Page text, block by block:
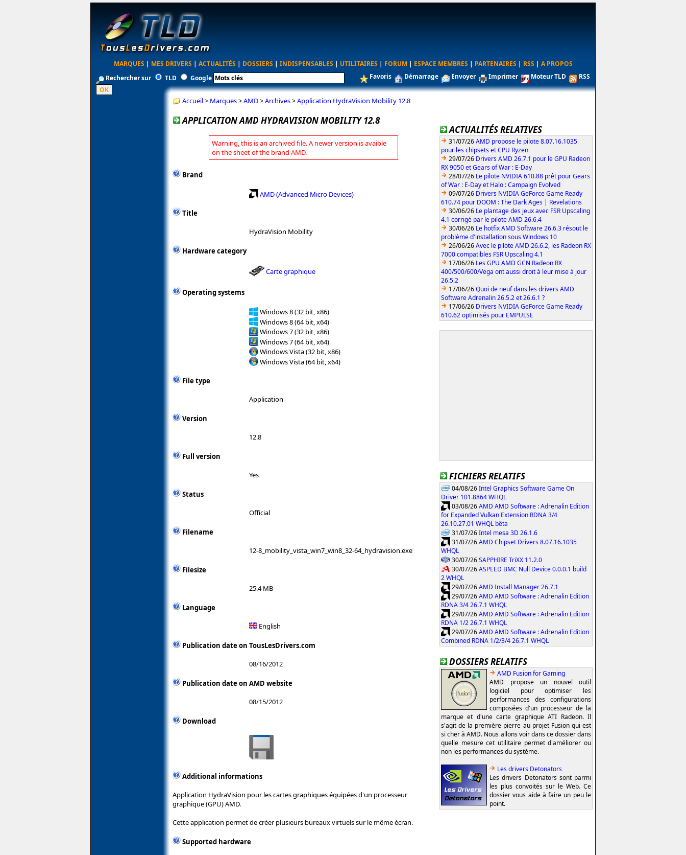
MARQUES | MES DRIVERS | ACTUALITÉS | DOSSIERS | INDISPENSABLES | UTILITAIRES | FORUM | ESPACE MEMBRES | PARTENAIRES | RSS | A PROPOS
Rechercher sur
TLD Google Favoris Démarrage Envoyer Imprimer Moteur TLD RSS
Accueil> Marques>AMD>Archives>Application HydraVision Mobility 12.8
APPLICATION AMD HYDRAVISION MOBILITY 12.8
Warning, this is an archived file. A newer version is avaible
on the sheet of the brand AMD.
Brand
AMD (Advanced Micro Devices)
Title
HydraVision Mobility
Hardware category
Carte graphique
Operating systems
Windows 8 (32 bit, x86)
Windows 8 (64 bit, x64)
Windows 7 (32 bit, x86)
Windows 7 (64 bit, x64)
Windows Vista (32 bit, x86)
Windows Vista (64 bit, x64)
File type
Application
Version
12.8
Full version
Yes
Status
Official
Filename
12-8_mobility_vista_win7_win8_32-64_hydravision.exe
Filesize
25.4 MB
Language
English
Publication date on TousLesDrivers.com
08/16/2012
Publication date on AMD website
08/15/2012
Download
Additional informations
Application HydraVision pour les cartes graphiques équipées d'un processeur
graphique (GPU) AMD.
Cette application permet de créer plusieurs bureaux virtuels sur le même écran.
Supported hardware
ACTUALITÉS RELATIVES
31/07/26AMD propose le pilote 8.07.16.1035
pour les chipsets et CPU Ryzen
29/07/26 Drivers AMD 26.7.1 pour le GPU Radeon
RX 9050 et Gears of War : E-Day
28/07/26 Le pilote NVIDIA 610.88 prêt pour Gears
of War : E-Day et Halo : Campaign Evolved
09/07/26 Drivers NVIDIA GeForce Game Ready
610.74 pour DOOM : The Dark Ages | Revelations
30/06/26 Le plantage des jeux avec FSR Upscaling
4.1 corrigé par le pilote AMD 26.6.4
30/06/26 Le hotfix AMD Software 26.6.3 résout le
problème d'installation sous Windows 10
26/06/26Avec le pilote AMD 26.6.2, les Radeon RX
7000 compatibles FSR Upscaling 4.1
17/06/26 Les GPU AMD GCN Radeon RX
400/500/600/Vega ont aussi droit à leur mise à jour
26.5.2
17/06/26Quoi de neuf dans les drivers AMD
Software Adrenalin 26.5.2 et 26.6.1 ?
17/06/26 Drivers NVIDIA GeForce Game Ready
610.62 optimisés pour EMPULSE
FICHIERS RELATIFS
04/08/26Intel Graphics Software Game On
Driver 101.8864 WHQL
03/08/26AMD AMD Software : Adrenalin Edition
for Expanded Vulkan Extension RDNA 3/4
26.10.27.01 WHQL bêta
31/07/26Intel mesa 3D 26.1.6
31/07/26AMD Chipset Drivers 8.07.16.1035
WHQL
30/07/26SAPPHIRE TriXX 11.2.0
30/07/26ASPEED BMC Null Device 0.0.0.1 build
2 WHQL
29/07/26AMD Install Manager 26.7.1
29/07/26AMD AMD Software : Adrenalin Edition
RDNA 3/4 26.7.1 WHQL
29/07/26AMD AMD Software : Adrenalin Edition
RDNA 1/2 26.7.1 WHQL
29/07/26AMD AMD Software : Adrenalin Edition
Combined RDNA 1/2/3/4 26.7.1 WHQL
DOSSIERS RELATIFS
AMD Fusion for Gaming
AMD propose un nouvel outil
logiciel pour optimiser les
performances des configurations
composées d'un processeur de la
marque et d'une carte graphique ATI Radeon. Il
s'agit de la première pierre au projet Fusion qui est
si cher à AMD. Nous allons voir dans ce dossier dans
quelle mesure cet utilitaire permet d'améliorer ou
non les performances du système.
Les drivers Detonators
Les drivers Detonators sont parmi
les plus convoités sur le Web. Ce
dossier vous aide à faire un peu le
point.